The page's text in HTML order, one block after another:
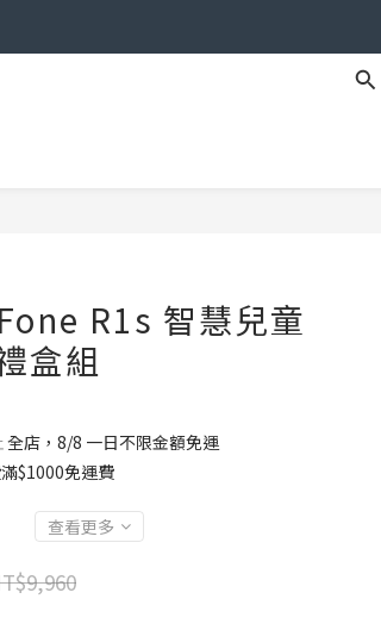
R1s 智慧兒童
盒組
全店，8/8 一日不限金額免運
$1000免運費
查看更多